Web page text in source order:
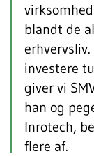
blandt de
investere
giver vi
han og
Inrotech,
flere af.